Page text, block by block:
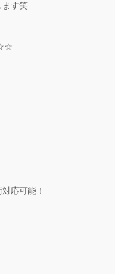
ます笑
応可能！